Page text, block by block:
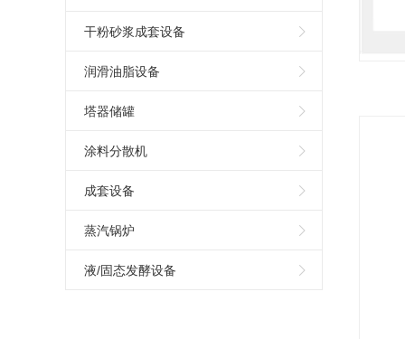
干粉砂浆成套设备
润滑油脂设备
塔器储罐
涂料分散机
成套设备
蒸汽锅炉
液/固态发酵设备